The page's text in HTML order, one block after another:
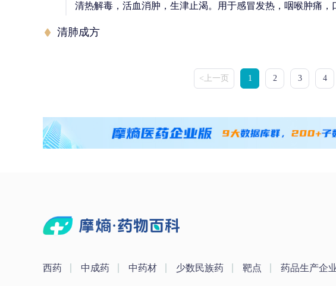
清热解毒，活血消肿，生津止渴。用于感冒发热，咽喉肿痛，
清肺成方
<上一页 1 2 3 4
西药 中成药 中药材 少数民族药 靶点 药品生产企